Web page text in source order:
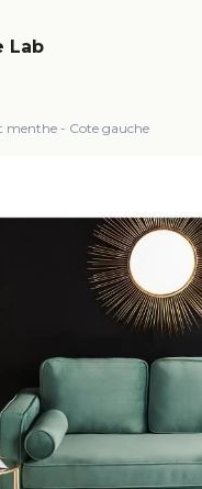
Lab
menthe - Cote gauche